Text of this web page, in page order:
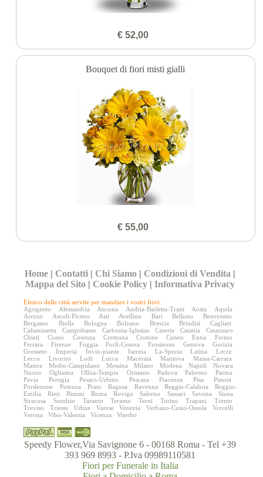
€ 52,00
Bouquet di fiori misti gialli
€ 55,00
Home | Contatti | Chi Siamo | Condizioni di Vendita |
Mappa del Sito | Cookie Policy |Informativa Privacy
Elenco delle città servite per mandare i vostri fiori:
Agrigento
Alessandria Ancona Andria-Barletta-Trani Aosta
Aquila
Arezzo
Ascoli-Piceno Asti Avellino Bari Belluno
Benevento
Bergamo
Biella Bologna Bolzano Brescia Brindisi
Cagliari
Caltanissetta
Campobasso Carbonia-Iglesias Caserta Catania
Catanzaro
Chieti
Como Cosenza Cremona Crotone Cuneo Enna
Fermo
Ferrara
Firenze Foggia Forlì-Cesena Frosinone Genova
Gorizia
Grosseto
Imperia Invio-piante Isernia La-Spezia Latina
Lecce
Lecco
Livorno Lodi Lucca Macerata Mantova
Massa-Carrara
Matera
Medio-Campidano Messina Milano Modena Napoli
Novara
Nuoro
Ogliastra Olbia-Tempio Oristano Padova Palermo
Parma
Pavia
Perugia Pesaro-Urbino Pescara Piacenza Pisa
Pistoia
Pordenone
Potenza Prato Ragusa Ravenna Reggio-Calabria
Reggio-
Emilia
Rieti Rimini Roma Rovigo Salerno Sassari Savona
Siena
Siracusa
Sondrio Taranto Teramo Terni Torino Trapani
Trento
Treviso
Trieste Udine Varese Venezia Verbano-Cusio-Ossola
Vercelli
Verona
Vibo-Valentia Vicenza Viterbo
Speedy Flower,Via Savignone 6 - 00168 Roma - Tel +39
393 969 8993 - P.Iva 09989110581
Fiori per Funerale in Italia